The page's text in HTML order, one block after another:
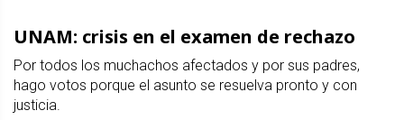
UNAM: crisis en el examen de rechazo
Por todos los muchachos afectados y por sus padres,
hago votos porque el asunto se resuelva pronto y con
justicia.